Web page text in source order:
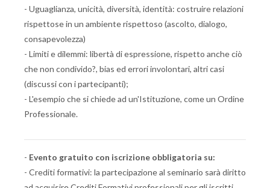
- Uguaglianza, unicità, diversità, identità: costruire relazioni
rispettose in un ambiente rispettoso (ascolto, dialogo,
consapevolezza)
- Limiti e dilemmi: libertà di espressione, rispetto anche ciò
che non condivido?, bias ed errori involontari, altri casi
(discussi con i partecipanti);
- L'esempio che si chiede ad un'Istituzione, come un Ordine
Professionale.
- Evento gratuito con iscrizione obbligatoria su:
- Crediti formativi: la partecipazione al seminario sarà diritto